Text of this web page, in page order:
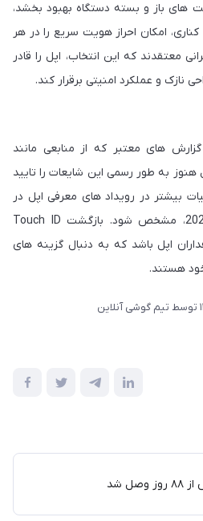
های باز و بسته دستگاه بهبود بخشد،
امکان احراز هویت سریع را در هر
معتقدند که این انتخاب، اپل را قادر
نازک و عملکرد امنیتی برقرار کند.
های معتبر که از منابعی مانند
هنوز به طور رسمی این شایعات را تایید
بیشتر در رویداد های معرفی اپل در
سال ۲۰۲۶، به‌ویژه در پاییز 2026، مشخص شود. بازگشت Touch ID
اپل باشد که به دنبال گزینه های
هستند.
توسط تیم گوشی آنلاین
شد